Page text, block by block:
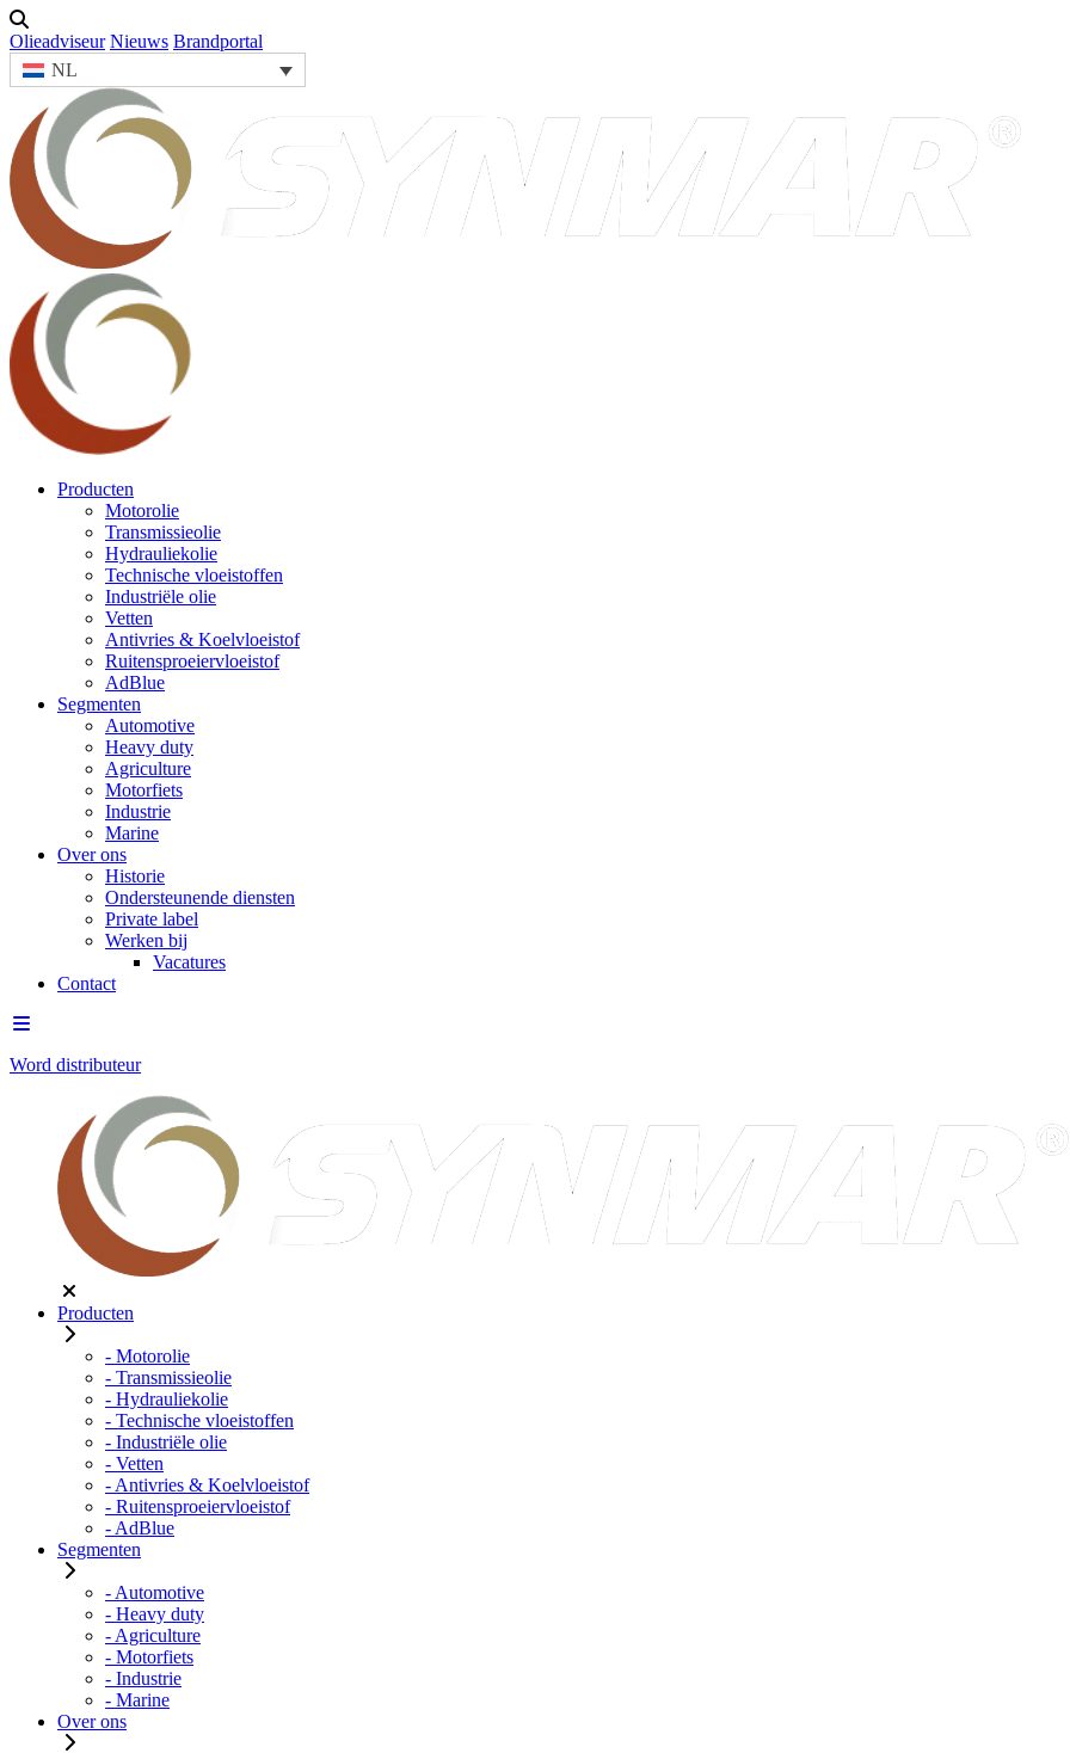
Olieadviseur Nieuws Brandportal
NL
Producten
Motorolie
Transmissieolie
Hydrauliekolie
Technische vloeistoffen
Industriële olie
Vetten
Antivries & Koelvloeistof
Ruitensproeiervloeistof
AdBlue
Segmenten
Automotive
Heavy duty
Agriculture
Motorfiets
Industrie
Marine
Over ons
Historie
Ondersteunende diensten
Private label
Werken bij
Vacatures
Contact
Word distributeur
Producten
- Motorolie
- Transmissieolie
- Hydrauliekolie
- Technische vloeistoffen
- Industriële olie
- Vetten
- Antivries & Koelvloeistof
- Ruitensproeiervloeistof
- AdBlue
Segmenten
- Automotive
- Heavy duty
- Agriculture
- Motorfiets
- Industrie
- Marine
Over ons